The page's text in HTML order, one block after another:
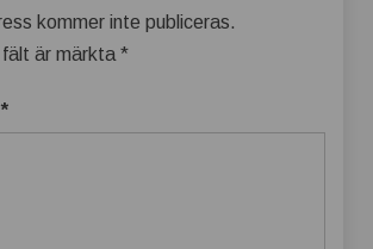
kommer inte publiceras.
är märkta *
*